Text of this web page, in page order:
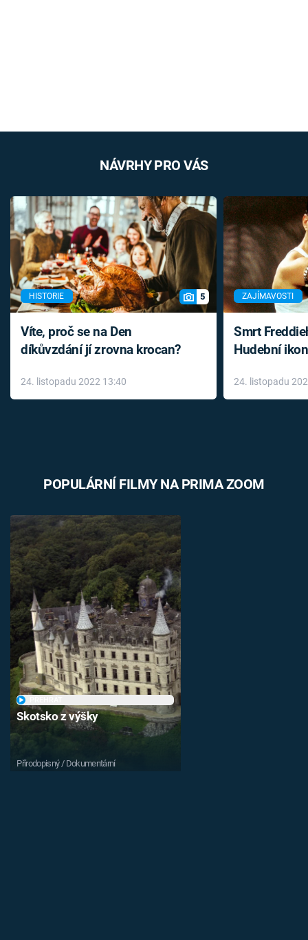
NÁVRHY PRO VÁS
HISTORIE 5
Víte, proč se na Den
díkůvzdání jí zrovna krocan?
24. listopadu 2022 13:40
ZAJÍMAVOSTI
Smrt
Hudební
léky
24. listopadu
POPULÁRNÍ FILMY NA PRIMA ZOOM
Skotsko z výšky
Přírodopisný / Dokumentární